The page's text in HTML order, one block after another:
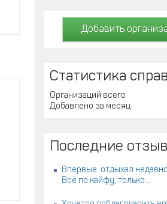
Добавить
Статистика
Организаций всего
Добавлено за месяц
Последние
Впервые отдыхал
Всё по кайфу, только ...